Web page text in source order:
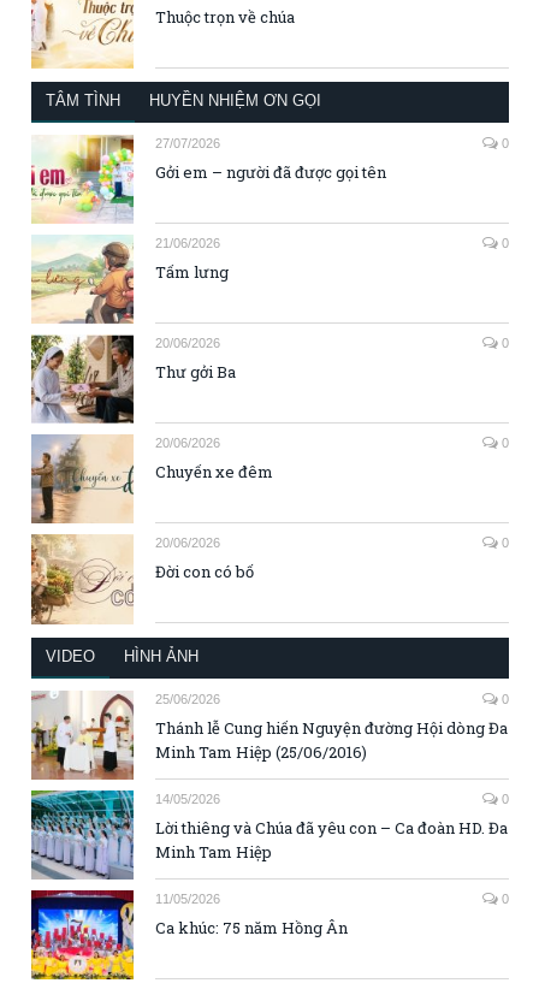
Thuộc trọn về chúa
TÂM TÌNH HUYỀN NHIỆM ƠN GỌI
27/07/2026 0
Gởi em – người đã được gọi tên
21/06/2026 0
Tấm lưng
20/06/2026 0
Thư gởi Ba
20/06/2026 0
Chuyến xe đêm
20/06/2026 0
Đời con có bố
VIDEO HÌNH ẢNH
25/06/2026 0
Thánh lễ Cung hiến Nguyện đường Hội dòng Đa
Minh Tam Hiệp (25/06/2016)
14/05/2026 0
Lời thiêng và Chúa đã yêu con – Ca đoàn HD. Đa
Minh Tam Hiệp
11/05/2026 0
Ca khúc: 75 năm Hồng Ân